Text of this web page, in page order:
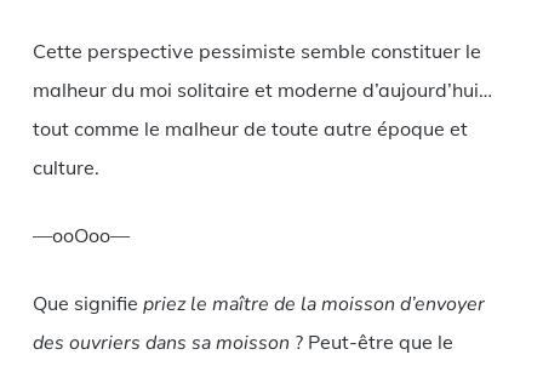
Cette perspective pessimiste semble constituer le
malheur du moi solitaire et moderne d’aujourd’hui…
tout comme le malheur de toute autre époque et
culture.
—ooOoo—
Que signifie priez le maître de la moisson d’envoyer
des ouvriers dans sa moisson ? Peut-être que le